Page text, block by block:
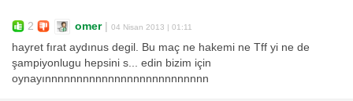
2 omer| 04 Nisan 2013 | 01:11
hayret fırat aydınus degil. Bu maç ne hakemi ne Tff yi ne de
şampiyonlugu hepsini s... edin bizim için
oynayınnnnnnnnnnnnnnnnnnnnnnnnnn